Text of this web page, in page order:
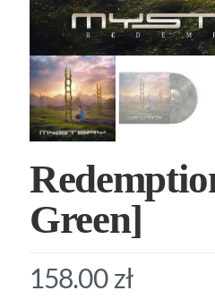
Green]
158.00 zł